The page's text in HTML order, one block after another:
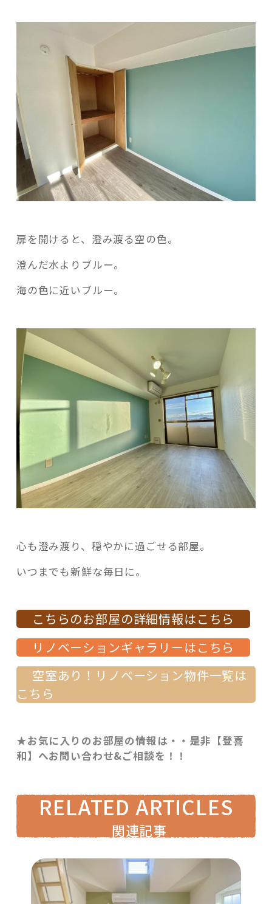
扉を開けると、澄み渡る空の色。
澄んだ水よりブルー。
海の色に近いブルー。
心も澄み渡り、穏やかに過ごせる部屋。
いつまでも新鮮な毎日に。
こちらのお部屋の詳細情報はこちら
リノベーションギャラリーはこちら
空室あり！リノベーション物件一覧は
こちら
★お気に入りのお部屋の情報は・・是非【登喜
和】へお問い合わせ&ご相談を！！
RELATED ARTICLES
関連記事